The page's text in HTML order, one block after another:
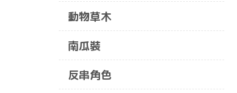
動物草木
南瓜裝
反串角色